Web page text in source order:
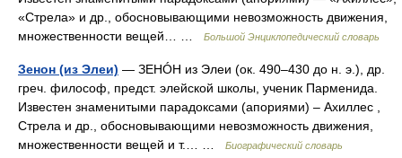
«Стрела» и др., обосновывающими невозможность движения,
множественности вещей… …
Большой Энциклопедический словарь
Зенон (из Элеи) — ЗЕНÓН из Элеи (ок. 490–430 до н. э.), др.
греч. философ, предст. элейской школы, ученик Парменида.
Известен знаменитыми парадоксами (апориями) – Ахиллес ,
Стрела и др., обосновывающими невозможность движения,
множественности вещей и т.… …
Биографический словарь